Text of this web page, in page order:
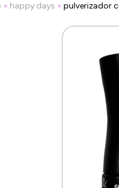
happy days pulverizador